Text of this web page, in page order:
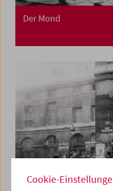
Der Mond
Cookie-